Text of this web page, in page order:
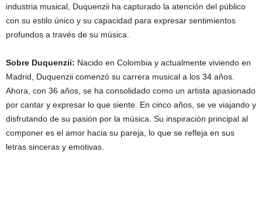
industria musical, Duquenzii ha capturado la atención del público
con su estilo único y su capacidad para expresar sentimientos
profundos a través de su música.
Sobre Duquenzii: Nacido en Colombia y actualmente viviendo en
Madrid, Duquenzii comenzó su carrera musical a los 34 años.
Ahora, con 36 años, se ha consolidado como un artista apasionado
por cantar y expresar lo que siente. En cinco años, se ve viajando y
disfrutando de su pasión por la música. Su inspiración principal al
componer es el amor hacia su pareja, lo que se refleja en sus
letras sinceras y emotivas.